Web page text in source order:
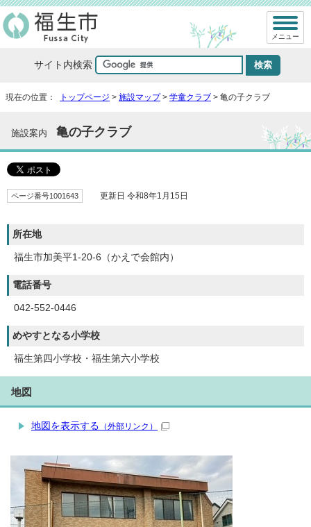
サイト内検索
メニュー
現在の位置： トップページ > 施設マップ> 学童クラブ > 亀の子クラブ
施設案内 亀の子クラブ
ページ番号1001643 更新日 令和8年1月15日
所在地
福生市加美平1-20-6（かえで会館内）
電話番号
042-552-0446
めやすとなる小学校
福生第四小学校・福生第六小学校
地図
地図を表示する （外部リンク）